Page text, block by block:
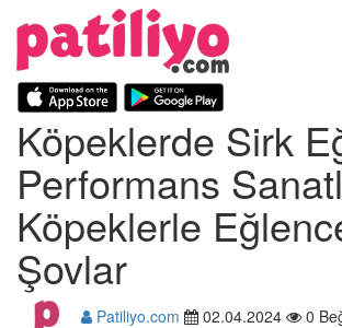
Köpeklerde Sirk
Performans
Köpeklerle
Şovlar
Patiliyo.com 02.04.2024 0